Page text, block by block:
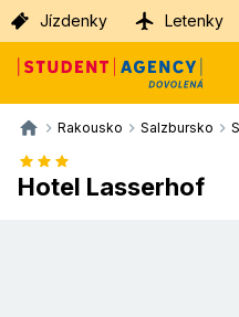
Jízdenky Letenky
Rakousko Salzbursko
Hotel Lasserhof